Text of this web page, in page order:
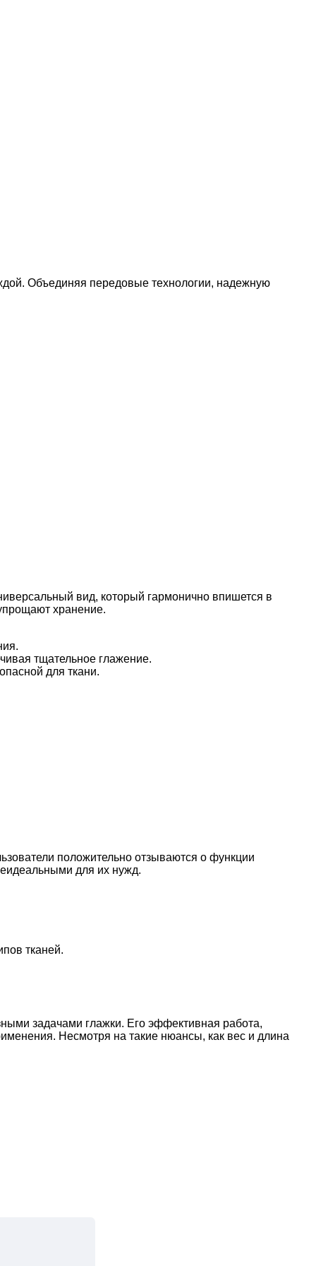
Объединяя передовые технологии, надежную
вид, который гармонично впишется в
хранение.
тщательное глажение.
для ткани.
положительно отзываются о функции
для их нужд.
тканей.
задачами глажки. Его эффективная работа,
Несмотря на такие нюансы, как вес и длина